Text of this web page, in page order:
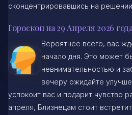
сконцентрировавшись на
Гороскоп на 29 Апреля 2026
Вероятнее всего, вас
начало дня. Это может
невнимательностью и
вечеру ожидайте
успокоит вас и подарит чувство
апреля, Близнецам стоит